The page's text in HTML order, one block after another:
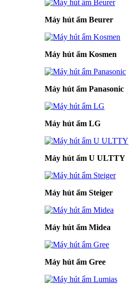
Máy hút ẩm Beurer
Máy hút ẩm Kosmen
Máy hút ẩm Panasonic
Máy hút ẩm LG
Máy hút ẩm U ULTTY
Máy hút ẩm Steiger
Máy hút ẩm Midea
Máy hút ẩm Gree